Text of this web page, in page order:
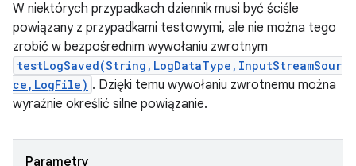
W niektórych przypadkach dziennik musi być ściśle
powiązany z przypadkami testowymi, ale nie można tego
zrobić w bezpośrednim wywołaniu zwrotnym
testLogSaved(String,LogDataType,InputStreamSour
ce,LogFile) . Dzięki temu wywołaniu zwrotnemu można
wyraźnie określić silne powiązanie.
Parametry